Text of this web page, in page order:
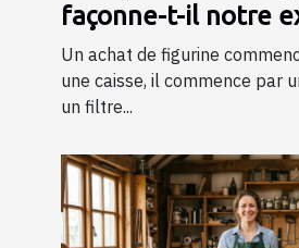
façonne-t-il notre
d’achat de figurines
Un achat de figurine
une caisse, il commence par
un filtre...